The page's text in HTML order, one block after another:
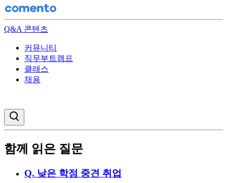
Q&A 콘텐츠
커뮤니티
직무부트캠프
클래스
채용
함께 읽은 질문
Q. 낮은 학점 중견 취업